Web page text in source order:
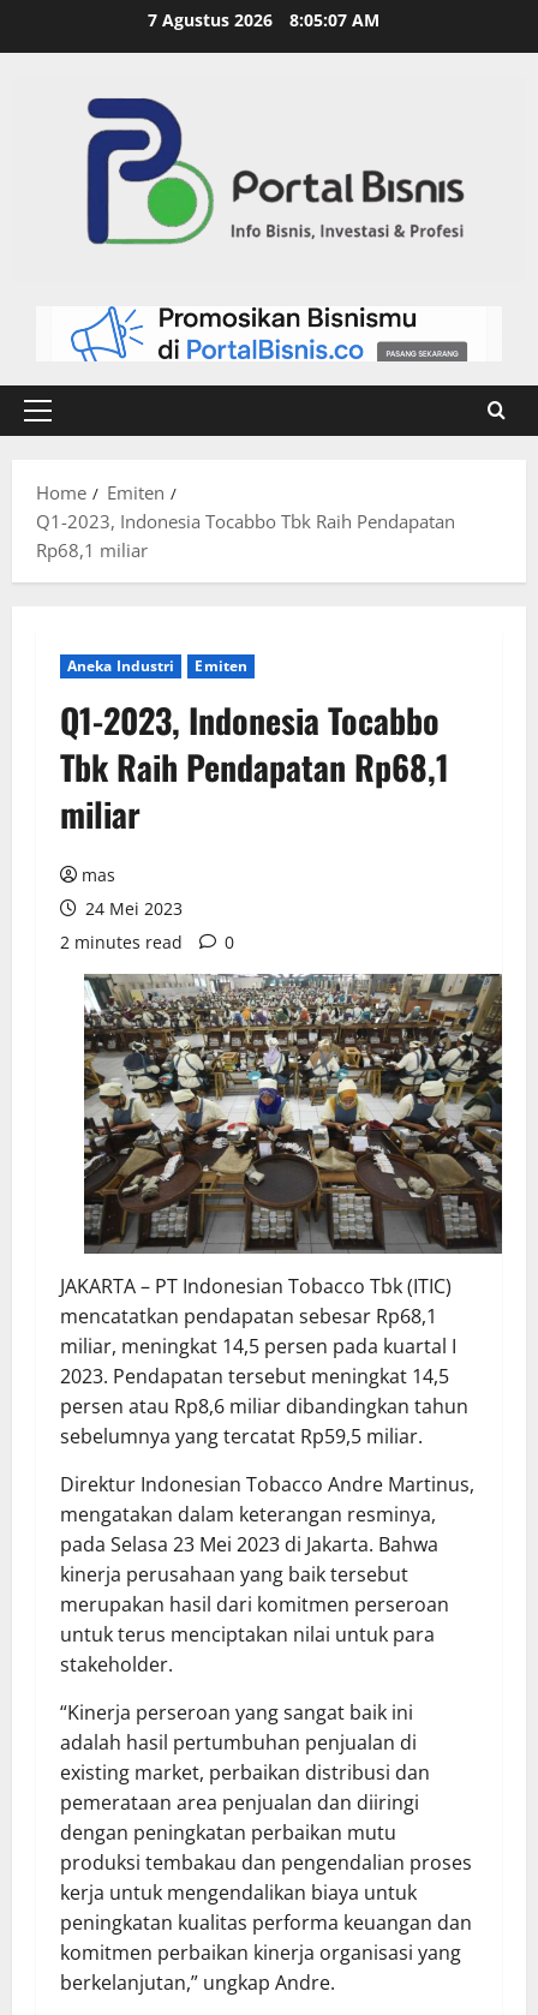
7 Agustus 2026 8:05:08 AM
Home
Emiten
Q1-2023, Indonesia Tocabbo Tbk Raih Pendapatan
Rp68,1 miliar
Aneka Industri Emiten
Q1-2023, Indonesia Tocabbo
Tbk Raih Pendapatan Rp68,1
miliar
mas
24 Mei 2023
2 minutes read
0
JAKARTA – PT Indonesian Tobacco Tbk (ITIC)
mencatatkan pendapatan sebesar Rp68,1
miliar, meningkat 14,5 persen pada kuartal I
2023. Pendapatan tersebut meningkat 14,5
persen atau Rp8,6 miliar dibandingkan tahun
sebelumnya yang tercatat Rp59,5 miliar.
Direktur Indonesian Tobacco Andre Martinus,
mengatakan dalam keterangan resminya,
pada Selasa 23 Mei 2023 di Jakarta. Bahwa
kinerja perusahaan yang baik tersebut
merupakan hasil dari komitmen perseroan
untuk terus menciptakan nilai untuk para
stakeholder.
“Kinerja perseroan yang sangat baik ini
adalah hasil pertumbuhan penjualan di
existing market, perbaikan distribusi dan
pemerataan area penjualan dan diiringi
dengan peningkatan perbaikan mutu
produksi tembakau dan pengendalian proses
kerja untuk mengendalikan biaya untuk
peningkatan kualitas performa keuangan dan
komitmen perbaikan kinerja organisasi yang
berkelanjutan,” ungkap Andre.